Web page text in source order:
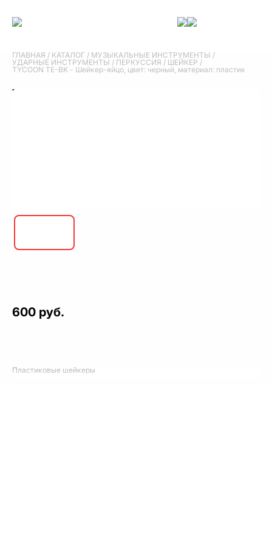
ГЛАВНАЯ / КАТАЛОГ / МУЗЫКАЛЬНЫЕ ИНСТРУМЕНТЫ /
УДАРНЫЕ ИНСТРУМЕНТЫ / ПЕРКУССИЯ / ШЕЙКЕР /
TYCOON TE-BK - Шейкер-яйцо, цвет: черный, материал: пластик
TYCOON TE-BK - Шейкер-яйцо, цвет:
600 руб.
Пластиковые шейкеры